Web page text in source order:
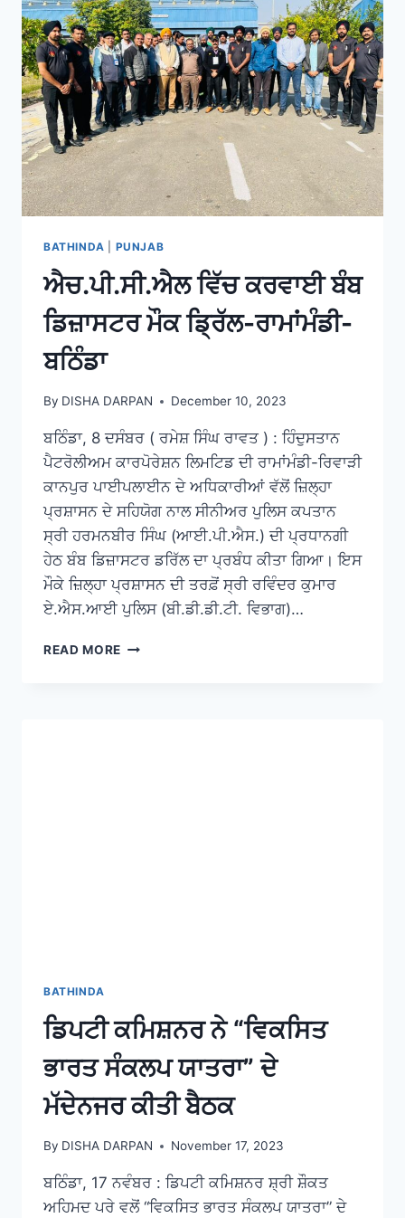
BATHINDA PUNJAB
ਐਚ.ਪੀ.ਸੀ.ਐਲ ਵਿੱਚ ਕਰਵਾਈ ਬੰਬ
ਡਿਜ਼ਾਸਟਰ ਮੌਕ ਡ੍ਰਿੱਲ-ਰਾਮਾਂਮੰਡੀ-
ਬਠਿੰਡਾ
By DISHA DARPAN December 10, 2023
ਬਠਿੰਡਾ, 8 ਦਸੰਬਰ ( ਰਮੇਸ਼ ਸਿੰਘ ਰਾਵਤ ) : ਹਿੰਦੁਸਤਾਨ
ਪੈਟਰੋਲੀਅਮ ਕਾਰਪੋਰੇਸ਼ਨ ਲਿਮਟਿਡ ਦੀ ਰਾਮਾਂਮੰਡੀ-ਰਿਵਾੜੀ
ਕਾਨਪੁਰ ਪਾਈਪਲਾਈਨ ਦੇ ਅਧਿਕਾਰੀਆਂ ਵੱਲੋਂ ਜ਼ਿਲ੍ਹਾ
ਪ੍ਰਸ਼ਾਸਨ ਦੇ ਸਹਿਯੋਗ ਨਾਲ ਸੀਨੀਅਰ ਪੁਲਿਸ ਕਪਤਾਨ
ਸ੍ਰੀ ਹਰਮਨਬੀਰ ਸਿੰਘ (ਆਈ.ਪੀ.ਐਸ.) ਦੀ ਪ੍ਰਧਾਨਗੀ
ਹੇਠ ਬੰਬ ਡਿਜ਼ਾਸਟਰ ਡਰਿੱਲ ਦਾ ਪ੍ਰਬੰਧ ਕੀਤਾ ਗਿਆ। ਇਸ
ਮੌਕੇ ਜ਼ਿਲ੍ਹਾ ਪ੍ਰਸ਼ਾਸਨ ਦੀ ਤਰਫ਼ੋਂ ਸ੍ਰੀ ਰਵਿੰਦਰ ਕੁਮਾਰ
ਏ.ਐਸ.ਆਈ ਪੁਲਿਸ (ਬੀ.ਡੀ.ਡੀ.ਟੀ. ਵਿਭਾਗ)…
READ MORE
BATHINDA
ਡਿਪਟੀ ਕਮਿਸ਼ਨਰ ਨੇ “ਵਿਕਸਿਤ
ਭਾਰਤ ਸੰਕਲਪ ਯਾਤਰਾ” ਦੇ
ਮੱਦੇਨਜਰ ਕੀਤੀ ਬੈਠਕ
By DISHA DARPAN November 17, 2023
ਬਠਿੰਡਾ, 17 ਨਵੰਬਰ : ਡਿਪਟੀ ਕਮਿਸ਼ਨਰ ਸ਼੍ਰੀ ਸ਼ੌਕਤ
ਅਹਿਮਦ ਪਰੇ ਵਲੋਂ “ਵਿਕਸਿਤ ਭਾਰਤ ਸੰਕਲਪ ਯਾਤਰਾ” ਦੇ